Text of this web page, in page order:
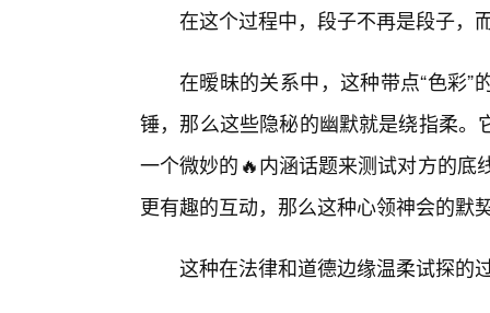
在这个过程中，段子不再是段子，
在暧昧的关系中，这种带点“色彩
锤，那么这些隐秘的幽默就是绕指柔
一个微妙的🔥内涵话题来测试对方的
更有趣的互动，那么这种心领神会的默
这种在法律和道德边缘温柔试探的